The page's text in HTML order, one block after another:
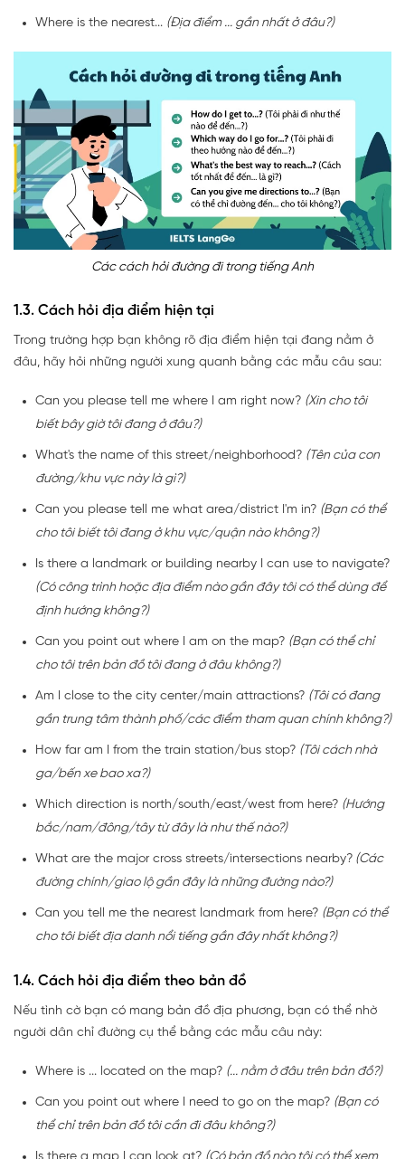
Where is the nearest... (Địa điểm ... gần nhất ở đâu?)
Các cách hỏi đường đi trong tiếng Anh
1.3. Cách hỏi địa điểm hiện tại
Trong trường hợp bạn không rõ địa điểm hiện tại đang nằm ở
đâu, hãy hỏi những người xung quanh bằng các mẫu câu sau:
Can you please tell me where I am right now? (Xin cho tôi
biết bây giờ tôi đang ở đâu?)
What's the name of this street/neighborhood? (Tên của con
đường/khu vực này là gì?)
Can you please tell me what area/district I'm in? (Bạn có thể
cho tôi biết tôi đang ở khu vực/quận nào không?)
Is there a landmark or building nearby I can use to navigate?
(Có công trình hoặc địa điểm nào gần đây tôi có thể dùng để
định hướng không?)
Can you point out where I am on the map? (Bạn có thể chỉ
cho tôi trên bản đồ tôi đang ở đâu không?)
Am I close to the city center/main attractions? (Tôi có đang
gần trung tâm thành phố/các điểm tham quan chính không?)
How far am I from the train station/bus stop? (Tôi cách nhà
ga/bến xe bao xa?)
Which direction is north/south/east/west from here? (Hướng
bắc/nam/đông/tây từ đây là như thế nào?)
What are the major cross streets/intersections nearby? (Các
đường chính/giao lộ gần đây là những đường nào?)
Can you tell me the nearest landmark from here? (Bạn có thể
cho tôi biết địa danh nổi tiếng gần đây nhất không?)
1.4. Cách hỏi địa điểm theo bản đồ
Nếu tình cờ bạn có mang bản đồ địa phương, bạn có thể nhờ
người dân chỉ đường cụ thể bằng các mẫu câu này:
Where is ... located on the map? (... nằm ở đâu trên bản đồ?)
Can you point out where I need to go on the map? (Bạn có
thể chỉ trên bản đồ tôi cần đi đâu không?)